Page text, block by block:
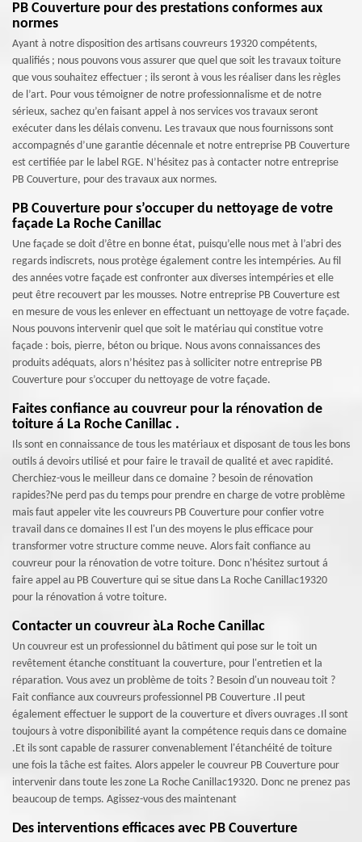
PB Couverture pour des prestations conformes aux
normes
Ayant à notre disposition des artisans couvreurs 19320 compétents,
qualifiés ; nous pouvons vous assurer que quel que soit les travaux toiture
que vous souhaitez effectuer ; ils seront à vous les réaliser dans les règles
de l’art. Pour vous témoigner de notre professionnalisme et de notre
sérieux, sachez qu’en faisant appel à nos services vos travaux seront
exécuter dans les délais convenu. Les travaux que nous fournissons sont
accompagnés d’une garantie décennale et notre entreprise PB Couverture
est certifiée par le label RGE. N’hésitez pas à contacter notre entreprise
PB Couverture, pour des travaux aux normes.
PB Couverture pour s’occuper du nettoyage de votre
façade La Roche Canillac
Une façade se doit d’être en bonne état, puisqu’elle nous met à l’abri des
regards indiscrets, nous protège également contre les intempéries. Au fil
des années votre façade est confronter aux diverses intempéries et elle
peut être recouvert par les mousses. Notre entreprise PB Couverture est
en mesure de vous les enlever en effectuant un nettoyage de votre façade.
Nous pouvons intervenir quel que soit le matériau qui constitue votre
façade : bois, pierre, béton ou brique. Nous avons connaissances des
produits adéquats, alors n’hésitez pas à solliciter notre entreprise PB
Couverture pour s’occuper du nettoyage de votre façade.
Faites confiance au couvreur pour la rénovation de
toiture á La Roche Canillac .
Ils sont en connaissance de tous les matériaux et disposant de tous les bons
outils á devoirs utilisé et pour faire le travail de qualité et avec rapidité.
Cherchiez-vous le meilleur dans ce domaine ? besoin de rénovation
rapides?Ne perd pas du temps pour prendre en charge de votre problème
mais faut appeler vite les couvreurs PB Couverture pour confier votre
travail dans ce domaines Il est l'un des moyens le plus efficace pour
transformer votre structure comme neuve. Alors fait confiance au
couvreur pour la rénovation de votre toiture. Donc n'hésitez surtout á
faire appel au PB Couverture qui se situe dans La Roche Canillac19320
pour la rénovation á votre toiture.
Contacter un couvreur àLa Roche Canillac
Un couvreur est un professionnel du bâtiment qui pose sur le toit un
revêtement étanche constituant la couverture, pour l'entretien et la
réparation. Vous avez un problème de toits ? Besoin d'un nouveau toit ?
Fait confiance aux couvreurs professionnel PB Couverture .Il peut
également effectuer le support de la couverture et divers ouvrages .Il sont
toujours à votre disponibilité ayant la compétence requis dans ce domaine
.Et ils sont capable de rassurer convenablement l'étanchéité de toiture
une fois la tâche est faites. Alors appeler le couvreur PB Couverture pour
intervenir dans toute les zone La Roche Canillac19320. Donc ne prenez pas
beaucoup de temps. Agissez-vous des maintenant
Des interventions efficaces avec PB Couverture